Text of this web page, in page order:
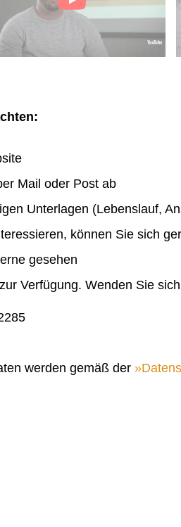
Mail oder Post ab
Unterlagen (Lebenslauf,
können Sie sich
gesehen
Verfügung. Wenden Sie
werden gemäß der